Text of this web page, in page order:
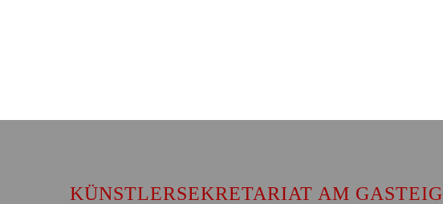
KÜNSTLERSEKRETARIAT AM GASTEIG